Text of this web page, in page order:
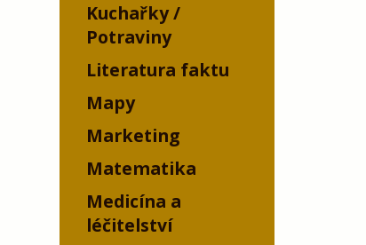
Kuchařky /
Potraviny
Literatura faktu
Mapy
Marketing
Matematika
Medicína a
léčitelství